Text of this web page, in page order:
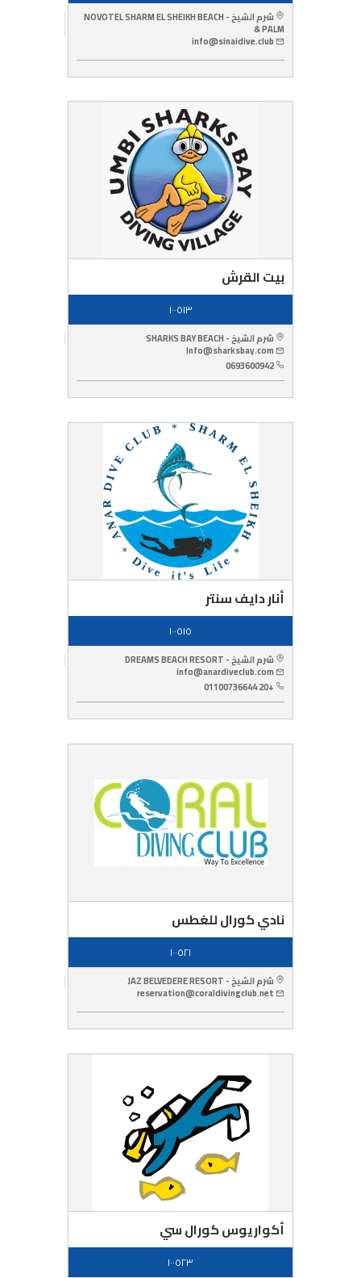
شرم الشيخ - NOVOTEL SHARM EL SHEIKH BEACH
& PALM
info@sinaidive.club
بيت القرش
١٠٠٥١٣
شرم الشيخ - SHARKS BAY BEACH
Info@sharksbay.com
0693600942
أنار دايف سنتر
١٠٠٥١٥
شرم الشيخ - DREAMS BEACH RESORT
info@anardiveclub.com
+20 01100736644
نادي كورال للغطس
١٠٠٥٢١
شرم الشيخ - JAZ BELVEDERE RESORT
reservation@coraldivingclub.net
أكواريوس كورال سي
١٠٠٥٢٣